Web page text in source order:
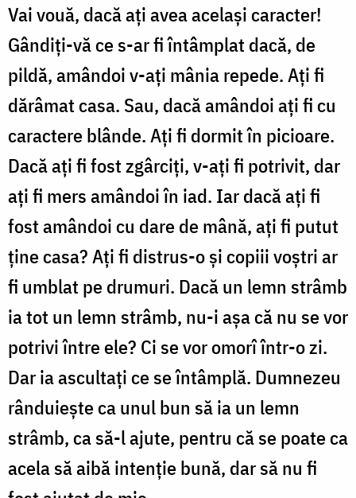
Vai vouă, dacă aţi avea acelaşi caracter!
Gândiţi-vă ce s-ar fi întâmplat dacă, de
pildă, amândoi v-aţi mânia repede. Aţi fi
dărâmat casa. Sau, dacă amândoi aţi fi cu
carac­tere blânde. Aţi fi dormit în picioare.
Dacă aţi fi fost zgârciţi, v-aţi fi potrivit, dar
aţi fi mers amândoi în iad. Iar dacă aţi fi
fost amândoi cu dare de mână, aţi fi putut
ţine casa? Aţi fi distrus-o şi copiii voştri ar
fi umblat pe drumuri. Dacă un lemn strâmb
ia tot un lemn strâmb, nu-i aşa că nu se vor
potrivi între ele? Ci se vor omorî într-o zi.
Dar ia ascultaţi ce se întâmplă. Dumnezeu
rânduieşte ca unul bun să ia un lemn
strâmb, ca să-l ajute, pentru că se poate ca
acela să aibă intenţie bună, dar să nu fi